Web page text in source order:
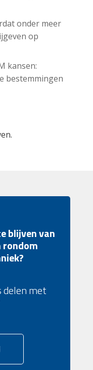
onder meer
op
kansen:
bestemmingen
blijven van
rondom
delen met